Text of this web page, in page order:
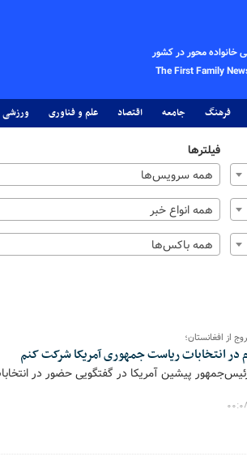
خانواده محور در کشور
The First Family
فرهنگ جامعه اقتصاد علم و فناوری ورزشی
فیلترها
همه سرویس‌ها
همه انواع خبر
همه باکس‌ها
از افغانستان؛
در انتخابات ریاست جمهوری آمریکا شرکت کنم
رئیس‌جمهور پیشین آمریکا در گفتگویی حضور در